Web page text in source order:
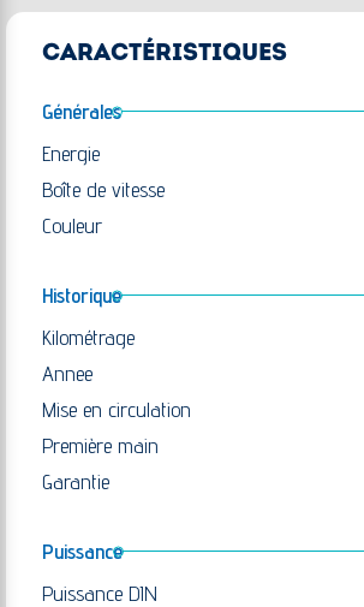
CARACTÉRISTIQUES
Générales
Energie
Boîte de vitesse
Couleur
Historique
Kilométrage
Annee
Mise en circulation
Première main
Garantie
Puissance
Puissance DIN